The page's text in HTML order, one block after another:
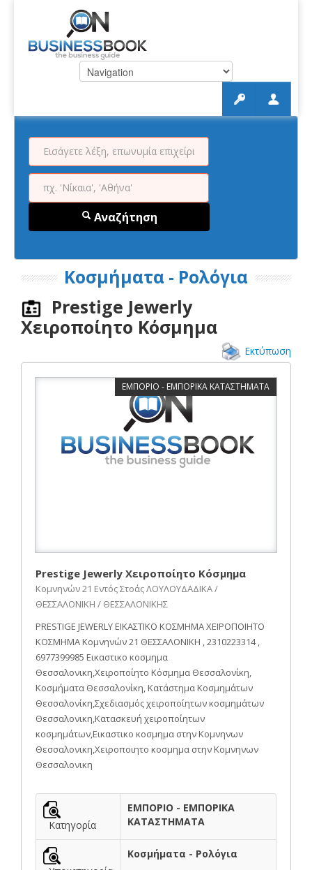
Αναζήτηση
Κοσμήματα - Ρολόγια
Prestige Jewerly
Χειροποίητο Κόσμημα
Εκτύπωση
ΕΜΠΟΡΙΟ - ΕΜΠΟΡΙΚΑ ΚΑΤΑΣΤΗΜΑΤΑ
Prestige Jewerly Χειροποίητο Κόσμημα
Κομνηνών 21 Εντός Στοάς ΛΟΥΛΟΥΔΑΔΙΚΑ /
ΘΕΣΣΑΛΟΝΙΚΗ / ΘΕΣΣΑΛΟΝΙΚΗΣ
PRESTIGE JEWERLY ΕΙΚΑΣΤΙΚΟ ΚΟΣΜΗΜΑ ΧΕΙΡΟΠΟΙΗΤΟ
ΚΟΣΜΗΜΑ Κομνηνών 21 ΘΕΣΣΑΛΟΝΙΚΗ , 2310223314 ,
6977399985 Εικαστικο κοσμημα
Θεσσαλονικη,Χειροποίητο Κόσμημα Θεσσαλονίκη,
Κοσμήματα Θεσσαλονίκη, Κατάστημα Κοσμημάτων
Θεσσαλονίκη,Σχεδιασμός χειροποίητων κοσμημάτων
Θεσσαλονικη,Κατασκευή χειροποίητων
κοσμημάτων,Εικαστικο κοσμημα στην Κομνηνων
Θεσσαλονικη,Χειροποιητο κοσμημα στην Κομνηνων
Θεσσαλονικη
Κατηγορία
ΕΜΠΟΡΙΟ - ΕΜΠΟΡΙΚΑ
ΚΑΤΑΣΤΗΜΑΤΑ
Κοσμήματα - Ρολόγια